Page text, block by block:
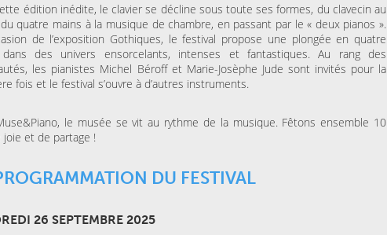
édition inédite, le clavier se décline sous toute ses formes, du clavecin au
quatre mains à la musique de chambre, en passant par le « deux pianos ».
de l’exposition Gothiques, le festival propose une plongée en quatre
des univers ensorcelants, intenses et fantastiques. Au rang des
les pianistes Michel Béroff et Marie-Josèphe Jude sont invités pour la
fois et le festival s’ouvre à d’autres instruments.
le musée se vit au rythme de la musique. Fêtons ensemble 10
joie et de partage !
DU FESTIVAL
26 SEPTEMBRE 2025
Ulysse à Gaza
SAMEDI 31 OCTOBRE 2026
LA BULLE CAFÉ